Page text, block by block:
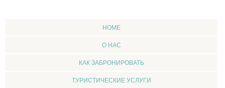
HOME
О НАС
КАК ЗАБРОНИРОВАТЬ
ТУРИСТИЧЕСКИЕ УСЛУГИ